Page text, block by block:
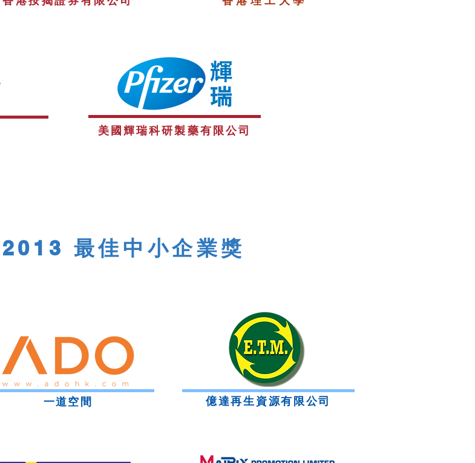
美國輝瑞科研製藥有限公司
2013 最佳中小企業獎
一道空間 億達再生資源有限公司